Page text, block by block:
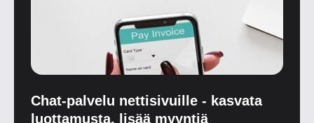
Chat-palvelu nettisivuille - kasvata
luottamusta, lisää myyntiä